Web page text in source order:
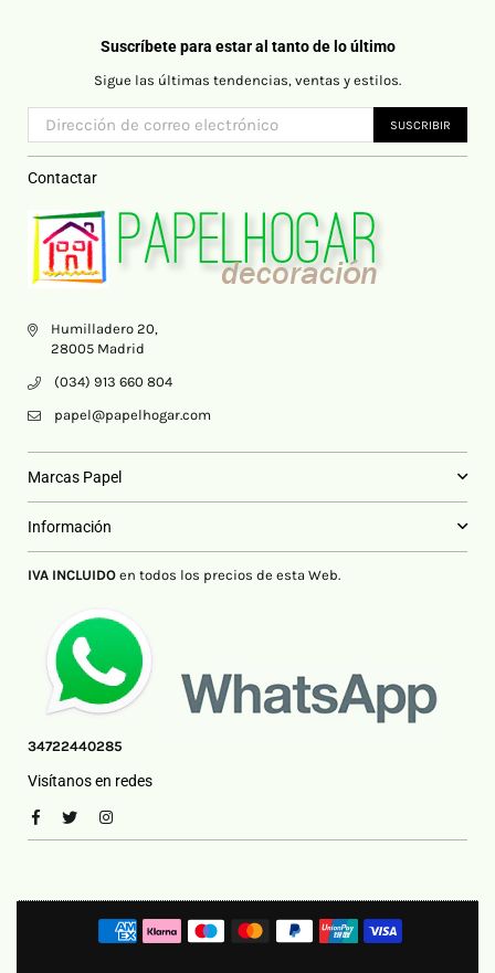
Suscríbete para estar al tanto de lo último
Sigue las últimas tendencias, ventas y estilos.
SUSCRIBIR
Contactar
Humilladero 20,
28005 Madrid
(034) 913 660 804
papel@papelhogar.com
Marcas Papel
Información
IVA INCLUIDO en todos los precios de esta Web.
34722440285
Visítanos en redes
Facebook
TwitterInstagram